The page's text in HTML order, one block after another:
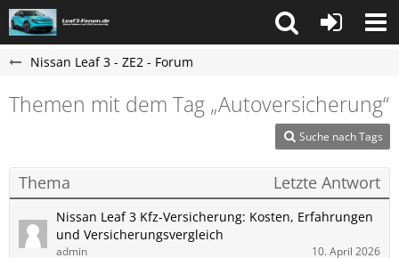
Nissan Leaf 3 - ZE2 - Forum
Themen mit dem Tag „Autoversicherung“
Suche nach Tags
Thema Letzte Antwort
Nissan Leaf 3 Kfz-Versicherung: Kosten, Erfahrungen
und Versicherungsvergleich
admin 10. April 2026